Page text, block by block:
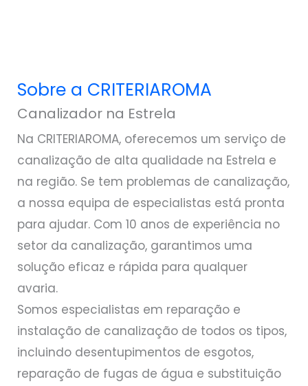
Sobre a CRITERIAROMA
Canalizador na Estrela
Na CRITERIAROMA, oferecemos um serviço de
canalização de alta qualidade na Estrela e
na região. Se tem problemas de canalização,
a nossa equipa de especialistas está pronta
para ajudar. Com 10 anos de experiência no
setor da canalização, garantimos uma
solução eficaz e rápida para qualquer
avaria.
Somos especialistas em reparação e
instalação de canalização de todos os tipos,
incluindo desentupimentos de esgotos,
reparação de fugas de água e substituição